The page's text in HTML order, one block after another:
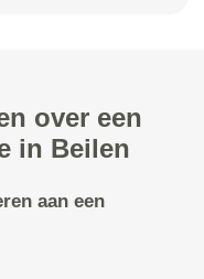
over een
in Beilen
aan een